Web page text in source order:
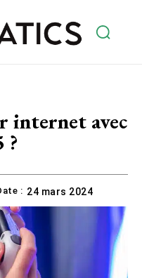
internet avec
?
: 24 mars 2024